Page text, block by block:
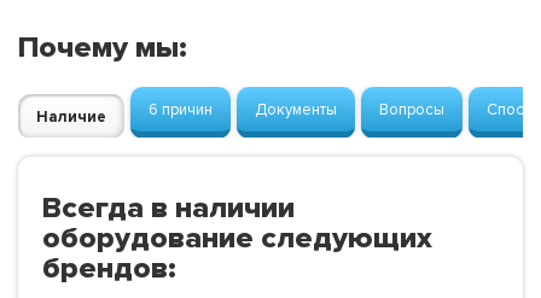
Почему мы:
Наличие 6 причин Документы Вопросы
Всегда в наличии
оборудование следующих
брендов: